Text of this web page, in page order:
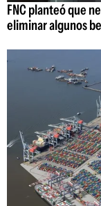
FNC planteó que
eliminar algunos